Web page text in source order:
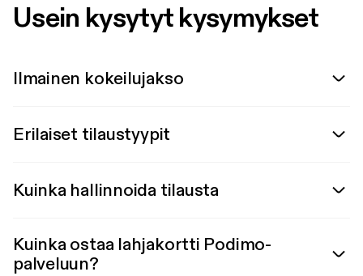
Usein kysytyt kysymykset
Ilmainen kokeilujakso
Erilaiset tilaustyypit
Kuinka hallinnoida tilausta
Kuinka ostaa lahjakortti Podimo-
palveluun?